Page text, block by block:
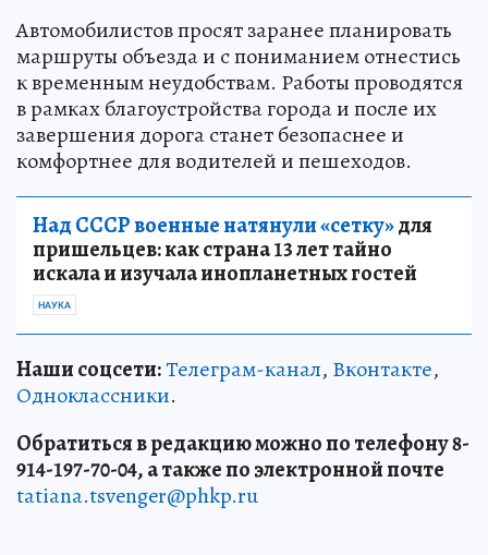
Автомобилистов просят заранее планировать
маршруты объезда и с пониманием отнестись
к временным неудобствам. Работы проводятся
в рамках благоустройства города и после их
завершения дорога станет безопаснее и
комфортнее для водителей и пешеходов.
Над СССР военные натянули «сетку»для
пришельцев: как страна 13 лет тайно
искала и изучала инопланетных гостей
НАУКА
Наши соцсети:Телеграм-канал, Вконтакте,
Одноклассники.
Обратиться в редакцию можно по телефону 8-
914-197-70-04, а также по электронной почте
tatiana.tsvenger@phkp.ru